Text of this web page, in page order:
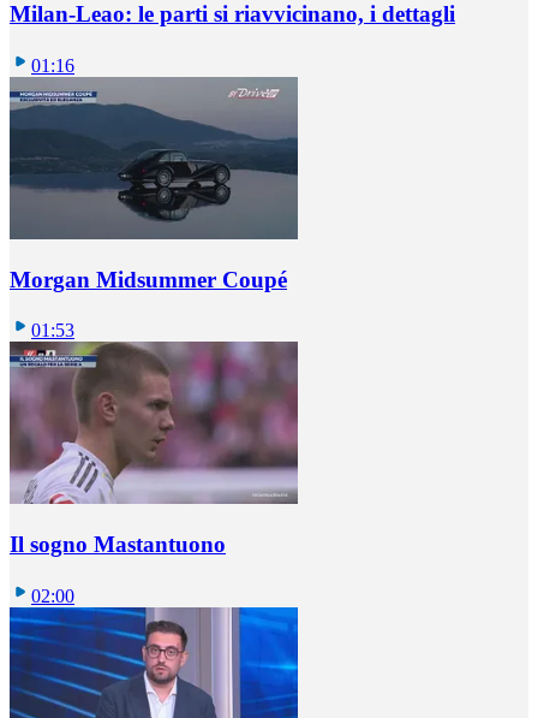
Milan-Leao: le parti si riavvicinano, i dettagli
01:16
Morgan Midsummer Coupé
01:53
Il sogno Mastantuono
02:00